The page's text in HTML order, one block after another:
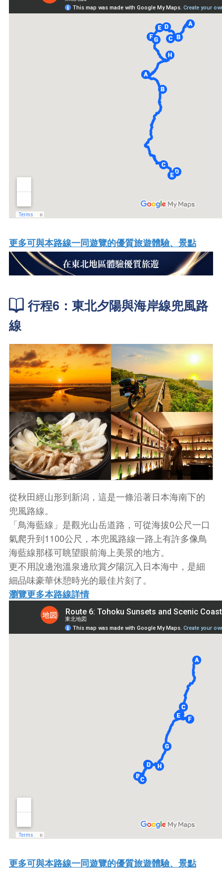
更多可與本路線一同遊覽的優質旅遊體驗、景點
行程6：東北夕陽與海岸線兜風路
線
從秋田經山形到新潟，這是一條沿著日本海南下的
兜風路線。
「鳥海藍線」是觀光山岳道路，可從海拔0公尺一口
氣爬升到1100公尺，本兜風路線一路上有許多像鳥
海藍線那樣可眺望眼前海上美景的地方。
更不用說邊泡溫泉邊欣賞夕陽沉入日本海中，是細
細品味豪華休憩時光的最佳片刻了。
瀏覽更多本路線詳情
更多可與本路線一同遊覽的優質旅遊體驗、景點